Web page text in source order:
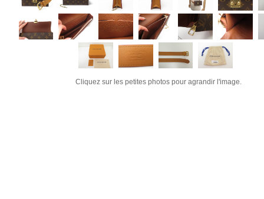
Cliquez sur les petites photos pour agrandir l'image.